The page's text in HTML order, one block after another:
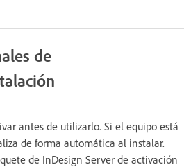
de
antes de utilizarlo. Si el equipo está
de forma automática al instalar.
de InDesign Server de activación